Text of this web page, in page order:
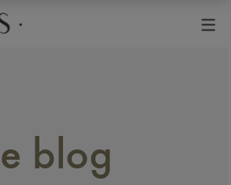
l'utilisation de vos données
blog